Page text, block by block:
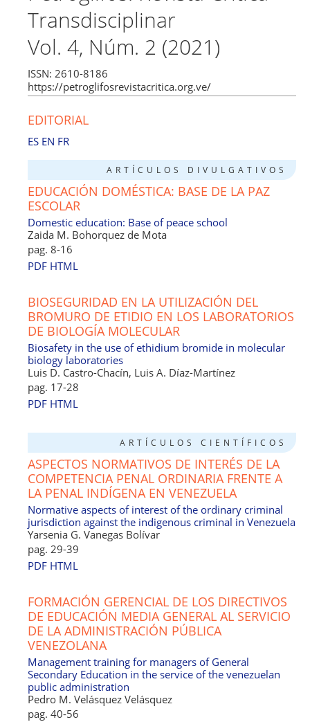
e
b
o
o
k
s
A
p
p
gr
a
m
l a
d
s
t
Transdisciplinar
Vol. 4, Núm. 2 (2021)
ISSN: 2610-8186
https://petroglifosrevistacritica.org.ve/
EDITORIAL
ES EN FR
ARTÍCULOS DIVULGATIVOS
EDUCACIÓN DOMÉSTICA: BASE DE LA PAZ
ESCOLAR
Domestic education: Base of peace school
Zaida M. Bohorquez de Mota
pag. 8-16
PDF HTML
BIOSEGURIDAD EN LA UTILIZACIÓN DEL
BROMURO DE ETIDIO EN LOS LABORATORIOS
DE BIOLOGÍA MOLECULAR
Biosafety in the use of ethidium bromide in molecular
biology laboratories
Luis D. Castro-Chacín, Luis A. Díaz-Martínez
pag. 17-28
PDF HTML
ARTÍCULOS CIENTÍFICOS
ASPECTOS NORMATIVOS DE INTERÉS DE LA
COMPETENCIA PENAL ORDINARIA FRENTE A
LA PENAL INDÍGENA EN VENEZUELA
Normative aspects of interest of the ordinary criminal
jurisdiction against the indigenous criminal in Venezuela
Yarsenia G. Vanegas Bolívar
pag. 29-39
PDF HTML
FORMACIÓN GERENCIAL DE LOS DIRECTIVOS
DE EDUCACIÓN MEDIA GENERAL AL SERVICIO
DE LA ADMINISTRACIÓN PÚBLICA
VENEZOLANA
Management training for managers of General
Secondary Education in the service of the venezuelan
public administration
Pedro M. Velásquez Velásquez
pag. 40-56